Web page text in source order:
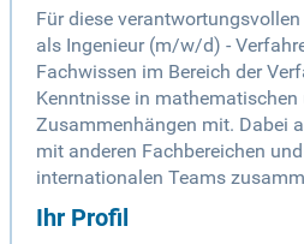
Für diese
als Ingenieur (m/w/d) -
Fachwissen im Bereich der
Kenntnisse in
Zusammenhängen mit. Dabei
mit anderen Fachbereichen
internationalen Teams
Ihr Profil